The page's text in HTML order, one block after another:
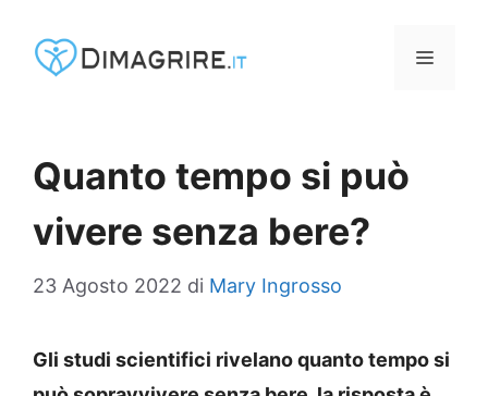
MENU
Quanto tempo si può
vivere senza bere?
23 Agosto 2022 di Mary Ingrosso
Gli studi scientifici rivelano quanto tempo si